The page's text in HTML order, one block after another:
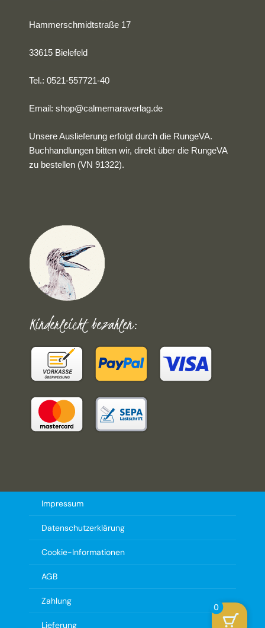
Hammerschmidtstraße 17
33615 Bielefeld
Tel.: 0521-557721-40
Email:shop@calmemaraverlag.de
Unsere Auslieferung erfolgt durch die RungeVA.
Buchhandlungen bitten wir, direkt über die RungeVA
zu bestellen (VN 91322).
Kinderleicht bezahlen:
Impressum
Datenschutzerklärung
Cookie-Informationen
AGB
Zahlung
Lieferung
0